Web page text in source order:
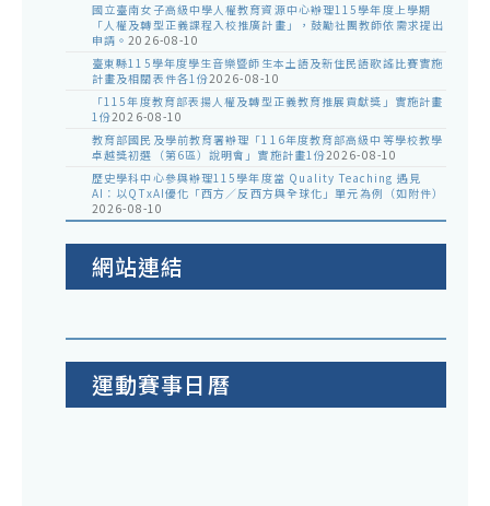
國立臺南女子高級中學人權教育資源中心辦理115學年度上學期
「人權及轉型正義課程入校推廣計畫」，鼓勵社團教師依需求提出
申請。2026-08-10
臺東縣115學年度學生音樂暨師生本土語及新住民語歌謠比賽實施
計畫及相關表件各1份2026-08-10
「115年度教育部表揚人權及轉型正義教育推展貢獻獎」實施計畫
1份2026-08-10
教育部國民及學前教育署辦理「116年度教育部高級中等學校教學
卓越獎初選（第6區）說明會」實施計畫1份2026-08-10
歷史學科中心參與辦理115學年度當 Quality Teaching 遇見
AI：以QTxAI優化「西方／反西方與全球化」單元為例（如附件）
2026-08-10
網站連結
運動賽事日曆